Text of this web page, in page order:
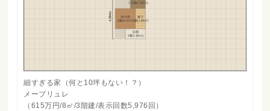
細すぎる家（何と10坪もない！？）
メーブリュレ
（615万円/8㎡/3階建/表示回数5,976回）